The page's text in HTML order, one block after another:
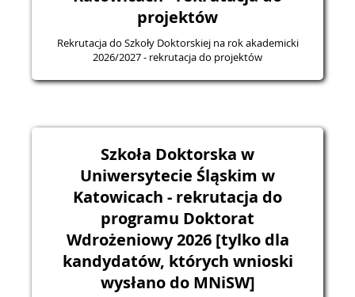
projektów
Rekrutacja do Szkoły Doktorskiej na rok akademicki
2026/2027 - rekrutacja do projektów
Szkoła Doktorska w
Uniwersytecie Śląskim w
Katowicach - rekrutacja do
programu Doktorat
Wdrożeniowy 2026 [tylko dla
kandydatów, których wnioski
wysłano do MNiSW]